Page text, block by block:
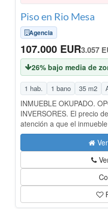
Piso en Rio Mesa
Agencia
107.000 EUR3.057
26% bajo media de
1 hab. 1 bano 35 m2
INMUEBLE OKUPADO.
INVERSORES. El precio
atención a que el
en estado de ocupado
precio si en el momento
pública el inmueble se
fotografías pueden no
actual del inmueble.
apta para compradores
hipotecaria.
Torremolinos (Málaga)